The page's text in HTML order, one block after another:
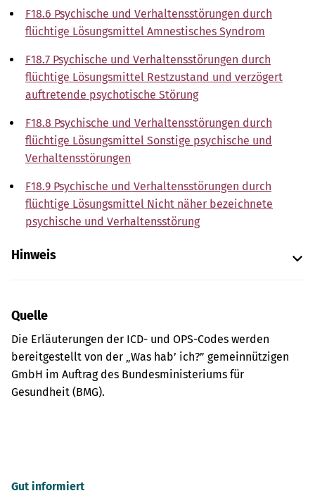
F18.6 Psychische und Verhaltensstörungen durch
flüchtige Lösungsmittel Amnestisches Syndrom
F18.7 Psychische und Verhaltensstörungen durch
flüchtige Lösungsmittel Restzustand und verzögert
auftretende psychotische Störung
F18.8 Psychische und Verhaltensstörungen durch
flüchtige Lösungsmittel Sonstige psychische und
Verhaltensstörungen
F18.9 Psychische und Verhaltensstörungen durch
flüchtige Lösungsmittel Nicht näher bezeichnete
psychische und Verhaltensstörung
Hinweis
Quelle
Die Erläuterungen der ICD- und OPS-Codes werden
bereitgestellt von der „Was hab’ ich?” gemeinnützigen
GmbH im Auftrag des Bundesministeriums für
Gesundheit (BMG).
Gut informiert